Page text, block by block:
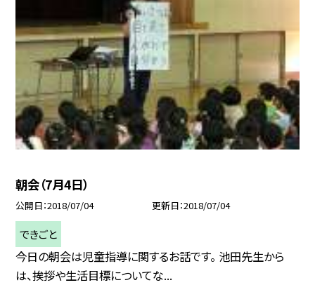
朝会（7月4日）
公開日 2018/07/04 更新日 2018/07/04
できごと
今日の朝会は児童指導に関するお話です。 池田先生から
は、挨拶や生活目標についてな...